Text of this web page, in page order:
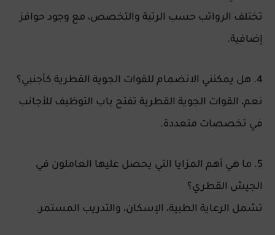
تختلف الرواتب حسب الرتبة والتخصص، مع وجود حوافز
إضافية.
4. هل يمكنني الانضمام للقوات الجوية القطرية كأجنبي؟
نعم، القوات الجوية القطرية تفتح باب التوظيف للأجانب
في تخصصات متعددة.
5. ما هي أهم المزايا التي يحصل عليها العاملون في
الجيش القطري؟
تشمل الرعاية الطبية، الإسكان، والتدريب المستمر.